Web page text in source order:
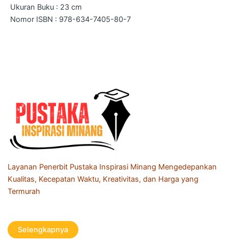
Ukuran Buku : 23 cm
Nomor ISBN : 978-634-7405-80-7
Layanan Penerbit Pustaka Inspirasi Minang Mengedepankan
Kualitas, Kecepatan Waktu, Kreativitas, dan Harga yang
Termurah
Selengkapnya